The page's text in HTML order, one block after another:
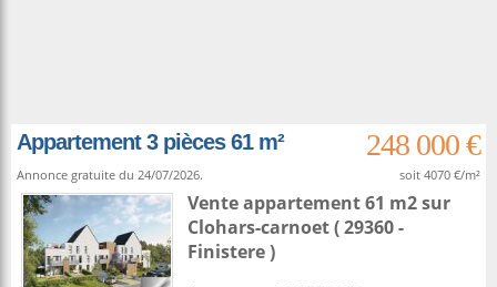
Appartement 3 pièces 61 m² 248 000 €
Annonce gratuite du 24/07/2026. soit 4070 €/m²
Vente appartement 61 m2sur
Clohars-carnoet( 29360 -
Finistere )